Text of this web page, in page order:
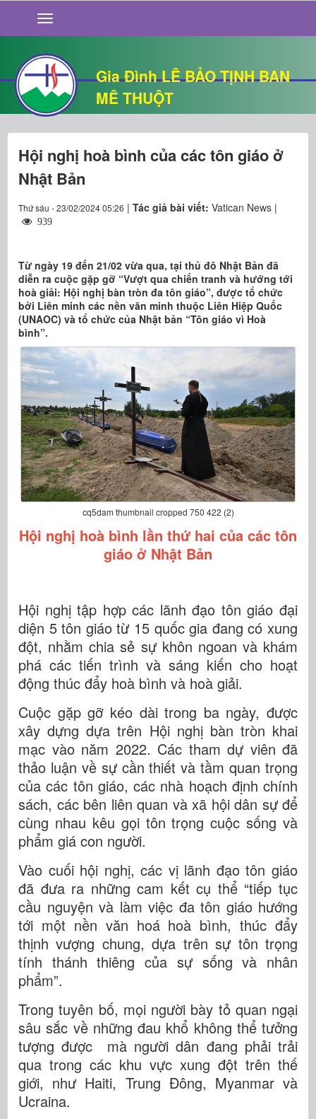
Gia Đình LÊ BẢO TỊNH BAN
MÊ THUỘT
GIỚI THIỆU
TIN TỨC
SỐNG ĐẠO
CHUYỆN NHÀ
QUÁN VĂN
THƯ GIÃN
Hội nghị hoà bình của các tôn giáo ở
Nhật Bản
Thứ sáu - 23/02/2024 05:26 | Tác giả bài viết: Vatican News |
939
Từ ngày 19 đến 21/02 vừa qua, tại thủ đô Nhật Bản đã
diễn ra cuộc gặp gỡ “Vượt qua chiến tranh và hướng tới
hoà giải: Hội nghị bàn tròn đa tôn giáo”, được tổ chức
bởi Liên minh các nền văn minh thuộc Liên Hiệp Quốc
(UNAOC) và tổ chức của Nhật bản “Tôn giáo vì Hoà
bình”.
cq5dam thumbnail cropped 750 422 (2)
Hội nghị hoà bình lần thứ hai của các tôn
giáo ở Nhật Bản
Hội nghị tập hợp các lãnh đạo tôn giáo đại
diện 5 tôn giáo từ 15 quốc gia đang có xung
đột, nhằm chia sẻ sự khôn ngoan và khám
phá các tiến trình và sáng kiến cho hoạt
động thúc đẩy hoà bình và hoà giải.
Cuộc gặp gỡ kéo dài trong ba ngày, được
xây dựng dựa trên Hội nghị bàn tròn khai
mạc vào năm 2022. Các tham dự viên đã
thảo luận về sự cần thiết và tầm quan trọng
của các tôn giáo, các nhà hoạch định chính
sách, các bên liên quan và xã hội dân sự để
cùng nhau kêu gọi tôn trọng cuộc sống và
phẩm giá con người.
Vào cuối hội nghị, các vị lãnh đạo tôn giáo
đã đưa ra những cam kết cụ thể “tiếp tục
cầu nguyện và làm việc đa tôn giáo hướng
tới một nền văn hoá hoà bình, thúc đẩy
thịnh vượng chung, dựa trên sự tôn trọng
tính thánh thiêng của sự sống và nhân
phẩm”.
Trong tuyên bố, mọi người bày tỏ quan ngại
sâu sắc về những đau khổ không thể tưởng
tượng được mà người dân đang phải trải
qua trong các khu vực xung đột trên thế
giới, như Haiti, Trung Đông, Myanmar và
Ucraina.